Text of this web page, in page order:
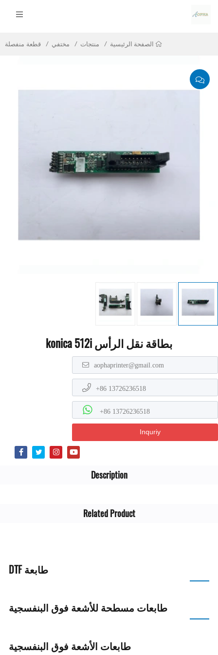
الصفحة الرئيسية منتجات مختفي قطعة منفصلة
بطاقة نقل الرأس konica 512i
aophaprinter@gmail.com
+86 13726236518
+86 13726236518
Inquriy
Description
Related Product
طابعة DTF
طابعات مسطحة للأشعة فوق البنفسجية
طابعات الأشعة فوق البنفسجية